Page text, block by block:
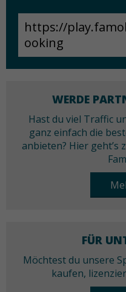
WERDE
Hast du viel Traffic
ganz einfach die
anbieten? Hier geht’s
FÜR
Möchtest du unsere
kaufen,